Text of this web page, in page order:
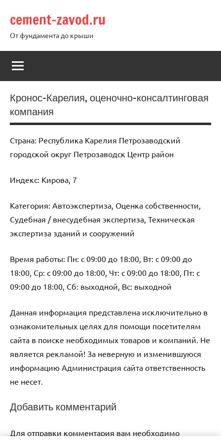
содержимому
cement-zavod.ru
От фундамента до крыши
Кронос-Карелия, оценочно-консалтинговая
компания
Страна: Республика Карелия Петрозаводский
городской округ Петрозаводск Центр район
Индекс: Кирова, 7
Категория: Автоэкспертиза, Оценка собственности,
Судебная / внесудебная экспертиза, Техническая
экспертиза зданий и сооружений
Время работы: Пн: с 09:00 до 18:00, Вт: с 09:00 до
18:00, Ср: с 09:00 до 18:00, Чт: с 09:00 до 18:00, Пт: с
09:00 до 18:00, Сб: выходной, Вс: выходной
Данная информация представлена исключительно в
ознакомительных целях для помощи посетителям
сайта в поиске необходимых товаров и компаний. Не
является рекламой! За неверную и изменившуюся
информацию Администрация сайта ответственность
не несет.
Добавить комментарий
Для отправки комментария вам необходимо